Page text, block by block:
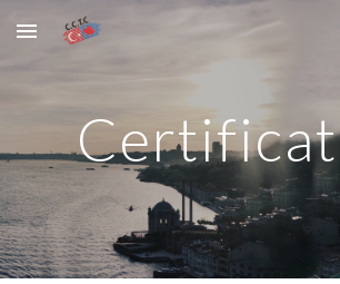
Skip to main content